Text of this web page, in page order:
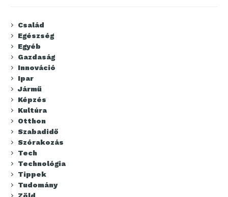
Család
Egészség
Egyéb
Gazdaság
Innováció
Ipar
Jármű
Képzés
Kultúra
Otthon
Szabadidő
Szórakozás
Tech
Technológia
Tippek
Tudomány